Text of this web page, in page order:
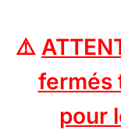
⚠️
fermés
pour